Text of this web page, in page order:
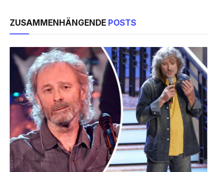
ZUSAMMENHÄNGENDE POSTS